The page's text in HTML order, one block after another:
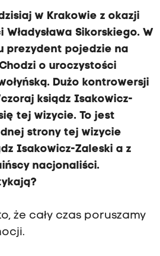
w Krakowie z okazji
Sikorskiego. W
prezydent pojedzie na
o uroczystości
Dużo kontrowersji
ksiądz Isakowicz-
tej wizycie. To jest
strony tej wizycie
Isakowicz-Zaleski a z
nacjonaliści.
że cały czas poruszamy